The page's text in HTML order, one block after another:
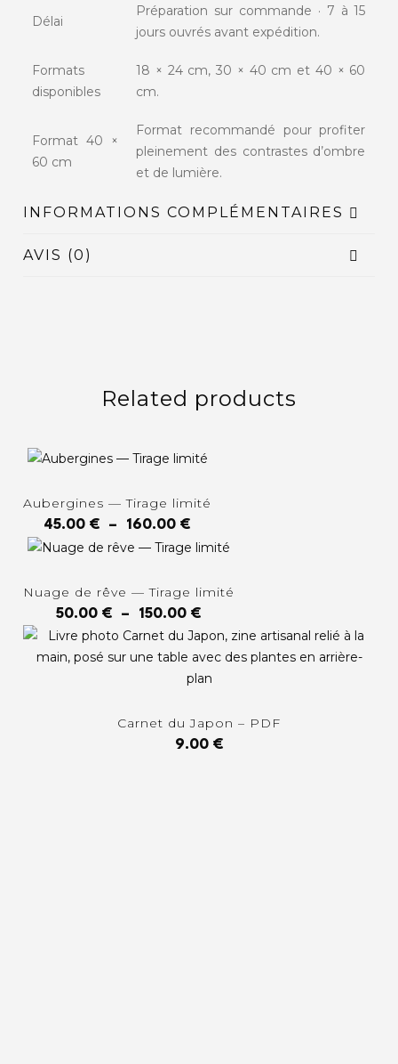
Délai
Préparation sur commande · 7 à 15
jours ouvrés avant expédition.
Formats
disponibles
18 × 24 cm, 30 × 40 cm et 40 × 60
cm.
Format 40 ×
60 cm
Format recommandé pour profiter
pleinement des contrastes d’ombre
et de lumière.
INFORMATIONS COMPLÉMENTAIRES
AVIS (0)
Related products
Aubergines — Tirage limité
45.00€ – 160.00€
Nuage de rêve — Tirage limité
50.00€ – 150.00€
Carnet du Japon – PDF
9.00 €